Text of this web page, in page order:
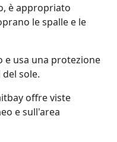
è appropriato
le spalle e le
e usa una protezione
sole.
offre viste
e sull'area